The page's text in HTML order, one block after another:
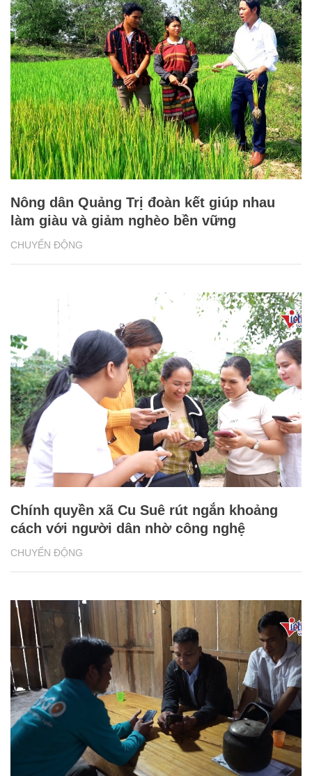
CHUYỂN ĐỘNG
Nông dân Quảng Trị đoàn kết giúp nhau
làm giàu và giảm nghèo bền vững
CHUYỂN ĐỘNG
Chính quyền xã Cu Suê rút ngắn khoảng
cách với người dân nhờ công nghệ